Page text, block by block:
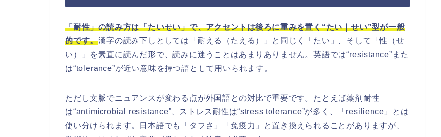
「耐性」の読み方は「たいせい」で、アクセントは後ろに重みを置く“たい｜せい”型が一般
的です。漢字の読み下しとしては「耐える（たえる）」と同じく「たい」、そして「性（せ
い）」を素直に読んだ形で、読みに迷うことはあまりありません。英語では“resistance”また
は“tolerance”が近い意味を持つ語として用いられます。
ただし文脈でニュアンスが変わる点が外国語との対比で重要です。たとえば薬剤耐性
は“antimicrobial resistance”、ストレス耐性は“stress tolerance”が多く、「resilience」とは
使い分けられます。日本語でも「タフさ」「免疫力」と置き換えられることがありますが、